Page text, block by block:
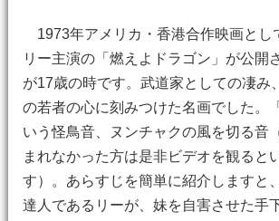
1973年アメリカ・香港合作映画とし
リー主演の「燃えよドラゴン」が公開
が17歳の時です。武道家としての凄み
の若者の心に刻みつけた名画でした。
いう怪鳥音、ヌンチャクの風を切る音
まれなかった方は是非ビデオを観ると
す）。あらすじを簡単に紹介しますと
達人であるリーが、妹を自害させた手